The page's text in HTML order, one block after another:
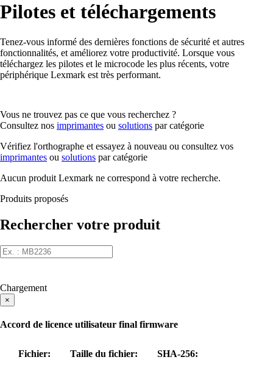
Pilotes et téléchargements
Tenez-vous informé des dernières fonctions de sécurité et autres
fonctionnalités, et améliorez votre productivité. Lorsque vous
téléchargez les pilotes et le microcode les plus récents, votre
périphérique Lexmark est très performant.
Vous ne trouvez pas ce que vous recherchez ?
Consultez nos imprimantes ou solutions par catégorie
Vérifiez l'orthographe et essayez à nouveau ou consultez vos
imprimantes ou solutions par catégorie
Aucun produit Lexmark ne correspond à votre recherche.
Produits proposés
Rechercher votre produit
Chargement
×
Accord de licence utilisateur final firmware
Fichier: Taille du fichier:
SHA-256: